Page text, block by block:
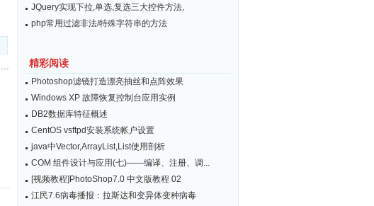
JQuery实现下拉,单选,复选三大控件方法,
php常用过滤非法/特殊字符串的方法
精彩阅读
Photoshop滤镜打造漂亮抽丝和点阵效果
Windows XP 故障恢复控制台应用实例
DB2数据库特征概述
CentOS vsftpd安装系统帐户设置
java中Vector,ArrayList,List使用剖析
COM 组件设计与应用(七)——编译、注册、调...
[视频教程]PhotoShop7.0 中文版教程 02
江民7.6病毒播报：拉斯达和变异体变种病毒